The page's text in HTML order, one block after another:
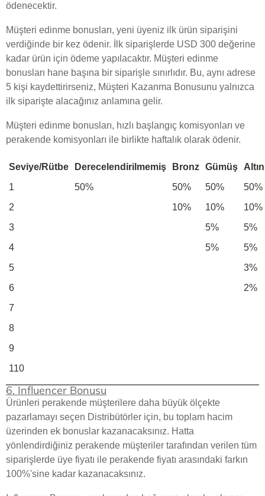
ödenecektir.
Müşteri edinme bonusları, yeni üyeniz ilk ürün siparişini
verdiğinde bir kez ödenir. İlk siparişlerde USD 300 değerine
kadar ürün için ödeme yapılacaktır. Müşteri edinme
bonusları hane başına bir siparişle sınırlıdır. Bu, aynı adrese
5 kişi kaydettirirseniz, Müşteri Kazanma Bonusunu yalnızca
ilk siparişte alacağınız anlamına gelir.
Müşteri edinme bonusları, hızlı başlangıç komisyonları ve
perakende komisyonları ile birlikte haftalık olarak ödenir.
Seviye/Rütbe Derecelendirilmemiş Bronz Gümüş
Altın
1
50% 50% 50%
50%
2
10% 10%
10%
3
5%
5%
4
5%
5%
5
3%
6
2%
7
8
9
110
6. Influencer Bonusu
Ürünleri perakende müşterilere daha büyük ölçekte
pazarlamayı seçen Distribütörler için, bu toplam hacim
üzerinden ek bonuslar kazanacaksınız. Hatta
yönlendirdiğiniz perakende müşteriler tarafından verilen tüm
siparişlerde üye fiyatı ile perakende fiyatı arasındaki farkın
100%'sine kadar kazanacaksınız.